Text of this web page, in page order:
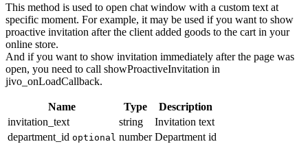
This method is used to open chat window with a custom text at
specific moment. For example, it may be used if you want to show
proactive invitation after the client added goods to the cart in your
online store.
And if you want to show invitation immediately after the page was
open, you need to call showProactiveInvitation in
jivo_onLoadCallback.
Name Type
Description
invitation_text
string
Invitation text
department_id optional number Department id